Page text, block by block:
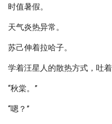
时值暑假。
天气炎热异常。
苏己伸着拉哈子。
学着汪星人的散热方式，吐着
“秋棠。”
“嗯？”